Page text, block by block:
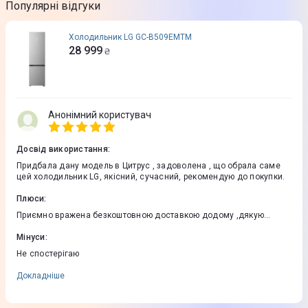
Популярні відгуки
Холодильник LG GC-B509EMTM
28 999 ₴
Анонімний користувач
Досвід використання:
Придбала дану модель в Цитрус , задоволена , що обрала саме
цей холодильник LG, якісний, сучасний, рекомендую до покупки.
Плюси:
Приємно вражена безкоштовною доставкою додому ,дякую
Мінуси:
Не спостерігаю
Докладніше